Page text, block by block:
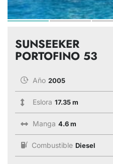
SUNSEEKER
PORTOFINO 53
Año 2005
Eslora 17.35 m
Manga 4.6 m
Combustible Diesel